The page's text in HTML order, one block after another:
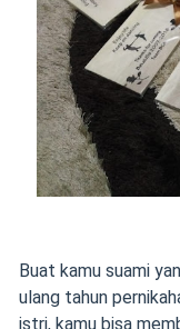
Buat kamu suami
ulang tahun
istri, kamu bisa